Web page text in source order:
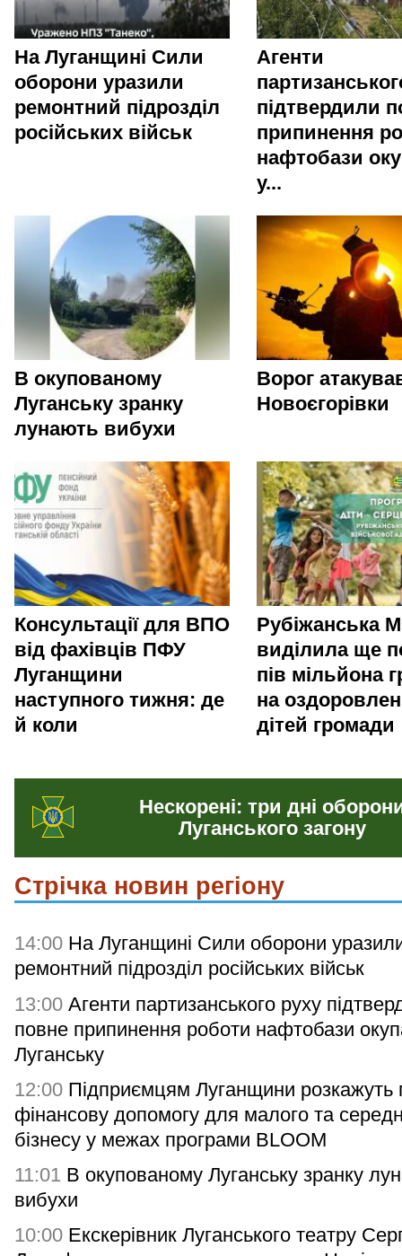
На Луганщині Сили
оборони уразили
ремонтний підрозділ
російських військ
Агенти
підтвердили
припинення
нафтобази
у...
В окупованому
Луганську зранку
лунають вибухи
Ворог
Новоєгорівки
Консультації для ВПО
від фахівців ПФУ
Луганщини
наступного тижня: де
й коли
Рубіжанська
виділила ще
пів мільйона
на
дітей громади
Нескорені: три дні
Луганського загону
Стрічка новин регіону
14:00 На Луганщині Сили оборони
ремонтний підрозділ російських військ
13:00 Агенти партизанського руху
повне припинення роботи нафтобази
Луганську
12:00 Підприємцям Луганщини розкажуть
фінансову допомогу для малого та
бізнесу у межах програми BLOOM
11:01 В окупованому Луганську зранку
вибухи
10:00 Екскерівник Луганського театру